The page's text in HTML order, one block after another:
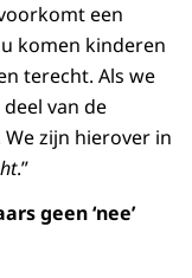
een
komen kinderen
terecht. Als we
van de
zijn hierover in
.”
geen ‘nee’